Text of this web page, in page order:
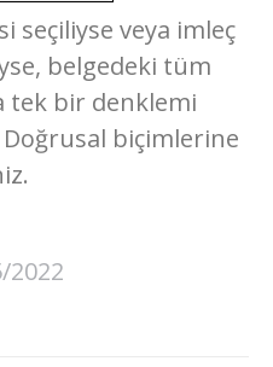
seçiliyse veya imleç
belgedeki tüm
tek bir denklemi
biçimlerine
2022